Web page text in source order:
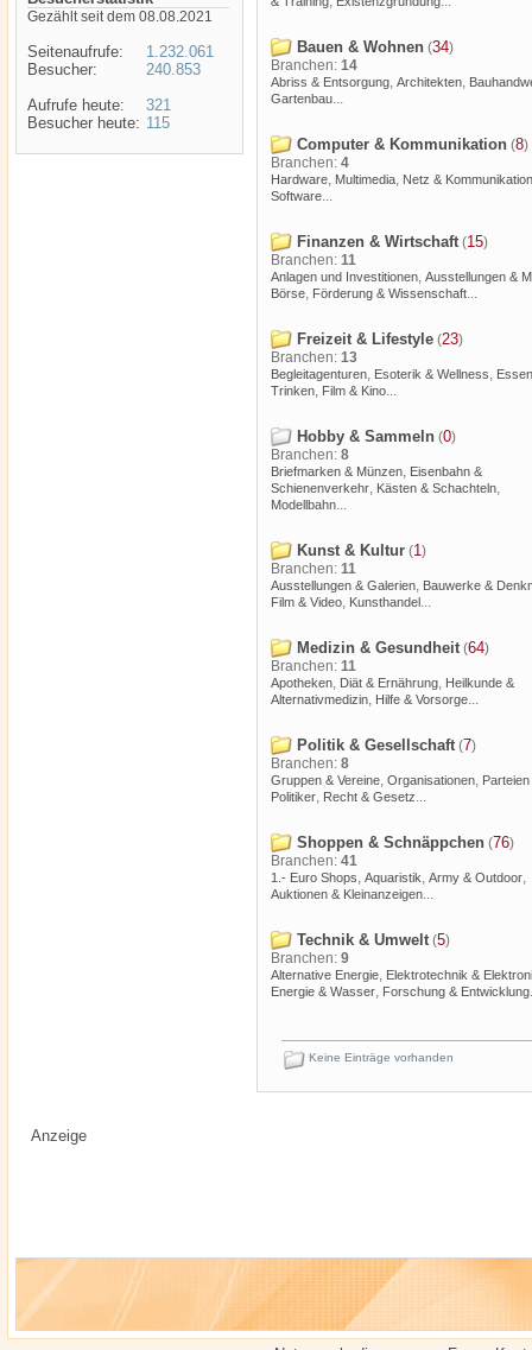
Gezählt seit dem 08.08.2021
Seitenaufrufe:
Besucher:
Aufrufe heute:
Besucher heute:
1.232.061
240.853
321
115
Bauen & Wohnen (34)
Branchen: 14
Abriss & Entsorgung, Architekten,
Gartenbau...
Computer & Kommunikation (8)
Branchen: 4
Hardware, Multimedia, Netz & Kommunikation
Software...
Finanzen & Wirtschaft(15)
Branchen: 11
Anlagen und Investitionen, Ausstellungen &
Börse, Förderung & Wissenschaft...
Freizeit & Lifestyle (23)
Branchen: 13
Begleitagenturen, Esoterik & Wellness,
Trinken, Film & Kino...
Hobby & Sammeln (0)
Branchen: 8
Briefmarken & Münzen, Eisenbahn &
Schienenverkehr, Kästen & Schachteln,
Modellbahn...
Kunst & Kultur (1)
Branchen: 11
Ausstellungen & Galerien, Bauwerke &
Film & Video, Kunsthandel...
Medizin & Gesundheit(64)
Branchen: 11
Apotheken, Diät & Ernährung, Heilkunde &
Alternativmedizin, Hilfe & Vorsorge...
Politik & Gesellschaft(7)
Branchen: 8
Gruppen & Vereine, Organisationen, Parteien
Politiker, Recht & Gesetz...
Shoppen & Schnäppchen (76)
Branchen: 41
1.- Euro Shops, Aquaristik, Army & Outdoor,
Auktionen & Kleinanzeigen...
Technik & Umwelt(5)
Branchen: 9
Alternative Energie, Elektrotechnik &
Energie & Wasser, Forschung & Entwicklung
Keine Einträge vorhanden
Anzeige